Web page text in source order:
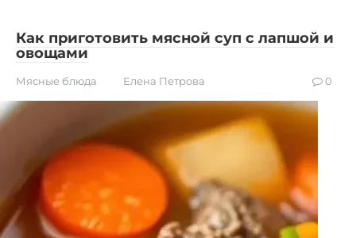
Как приготовить мясной суп с лапшой и
овощами
Мясные блюда Елена Петрова 0